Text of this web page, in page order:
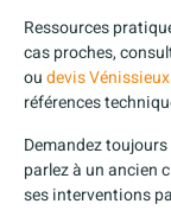
Ressources
cas proches,
oudevis Vénissieux
références
Demandez
parlez à un ancien
ses interventions